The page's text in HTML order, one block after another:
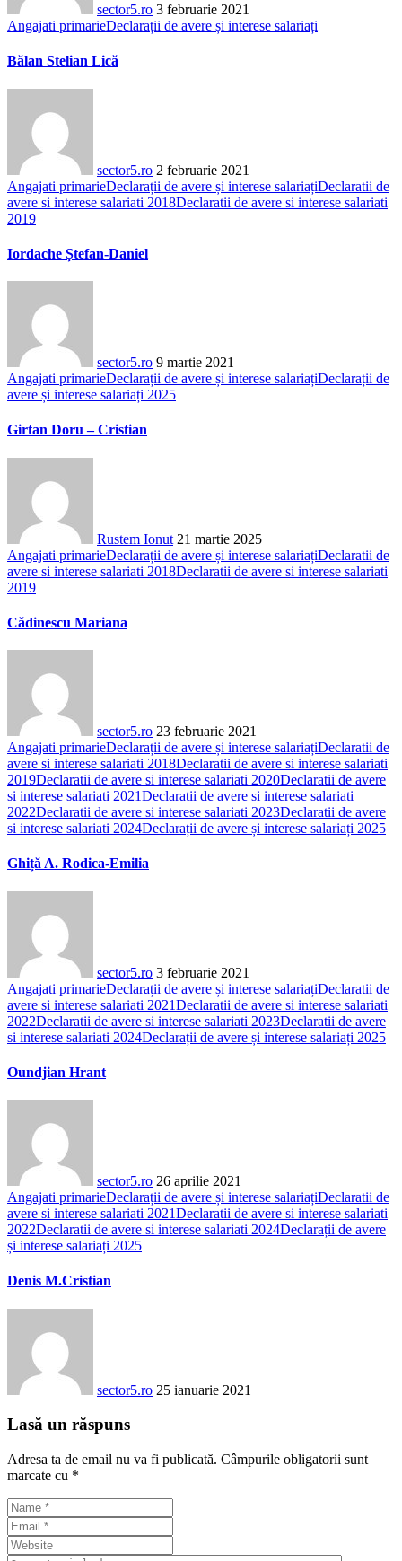
sector5.ro 3 februarie 2021
Angajati primarieDeclarații de avere și interese salariați
Bălan Stelian Lică
sector5.ro 2 februarie 2021
Angajati primarieDeclarații de avere și interese salariațiDeclaratii de
avere si interese salariati 2018Declaratii de avere si interese salariati
2019
Iordache Ștefan-Daniel
sector5.ro 9 martie 2021
Angajati primarieDeclarații de avere și interese salariațiDeclarații de
avere și interese salariați 2025
Girtan Doru – Cristian
Rustem Ionut 21 martie 2025
Angajati primarieDeclarații de avere și interese salariațiDeclaratii de
avere si interese salariati 2018Declaratii de avere si interese salariati
2019
Cădinescu Mariana
sector5.ro 23 februarie 2021
Angajati primarieDeclarații de avere și interese salariațiDeclaratii de
avere si interese salariati 2018Declaratii de avere si interese salariati
2019Declaratii de avere si interese salariati 2020Declaratii de avere
si interese salariati 2021Declaratii de avere si interese salariati
2022Declaratii de avere si interese salariati 2023Declaratii de avere
si interese salariati 2024Declarații de avere și interese salariați 2025
Ghiță A. Rodica-Emilia
sector5.ro 3 februarie 2021
Angajati primarieDeclarații de avere și interese salariațiDeclaratii de
avere si interese salariati 2021Declaratii de avere si interese salariati
2022Declaratii de avere si interese salariati 2023Declaratii de avere
si interese salariati 2024Declarații de avere și interese salariați 2025
Oundjian Hrant
sector5.ro 26 aprilie 2021
Angajati primarieDeclarații de avere și interese salariațiDeclaratii de
avere si interese salariati 2021Declaratii de avere si interese salariati
2022Declaratii de avere si interese salariati 2024Declarații de avere
și interese salariați 2025
Denis M.Cristian
sector5.ro 25 ianuarie 2021
Lasă un răspuns
Adresa ta de email nu va fi publicată. Câmpurile obligatorii sunt
marcate cu *